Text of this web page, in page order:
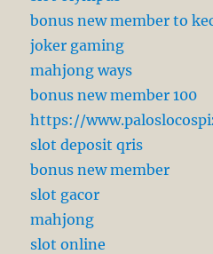
bonus new member to
joker gaming
mahjong ways
bonus new member 100
https://
slot deposit qris
bonus new member
slot gacor
mahjong
slot online